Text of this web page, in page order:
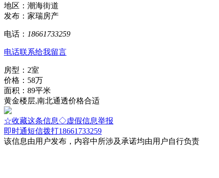
地区：潮海街道
发布：家瑞房产
电话： 18661733259
电话联系给我留言
房型：2室
价格：58万
面积：89平米
黄金楼层,南北通透价格合适
☆收藏这条信息◇虚假信息举报
即时通短信拨打18661733259
该信息由用户发布，内容中所涉及承诺均由用户自行负责